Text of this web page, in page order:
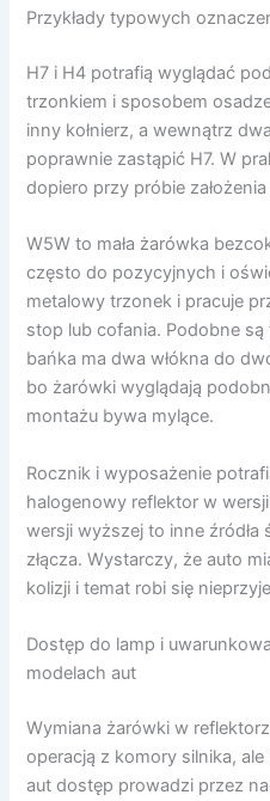
Przykłady typowych
H7 i H4 potrafią wyglądać
trzonkiem i sposobem
inny kołnierz, a wewnątrz
poprawnie zastąpić H7. W
dopiero przy próbie
W5W to mała żarówka
często do pozycyjnych i
metalowy trzonek i pracuje
stop lub cofania. Podobne są
bańka ma dwa włókna do
bo żarówki wyglądają
montażu bywa mylące.
Rocznik i wyposażenie
halogenowy reflektor w
wersji wyższej to inne źródła
złącza. Wystarczy, że auto
kolizji i temat robi się
Dostęp do lamp i
modelach aut
Wymiana żarówki w
operacją z komory silnika, ale
aut dostęp prowadzi przez